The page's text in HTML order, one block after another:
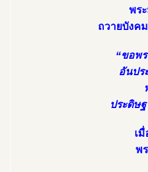
พร
ถวายบังค
“ขอพ
อันปร
ประดิษ
เ
พ